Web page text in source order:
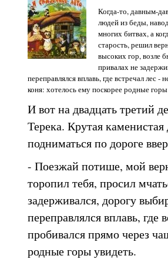
Когда-то, давным-
людей из беды,
многих битвах, а
старость, решил
высоких гор, возле
привалах не
переправлялся вплавь, где встречал лес
коня: хотелось ему поскорее родные
И вот на двадцать третий
Терека. Крутая каменистая
подниматься по дороге
- Поезжай потише, мой
торопил тебя, просил
задерживался, дорогу
переправлялся вплавь, где
пробивался прямо через
родные горы увидеть.